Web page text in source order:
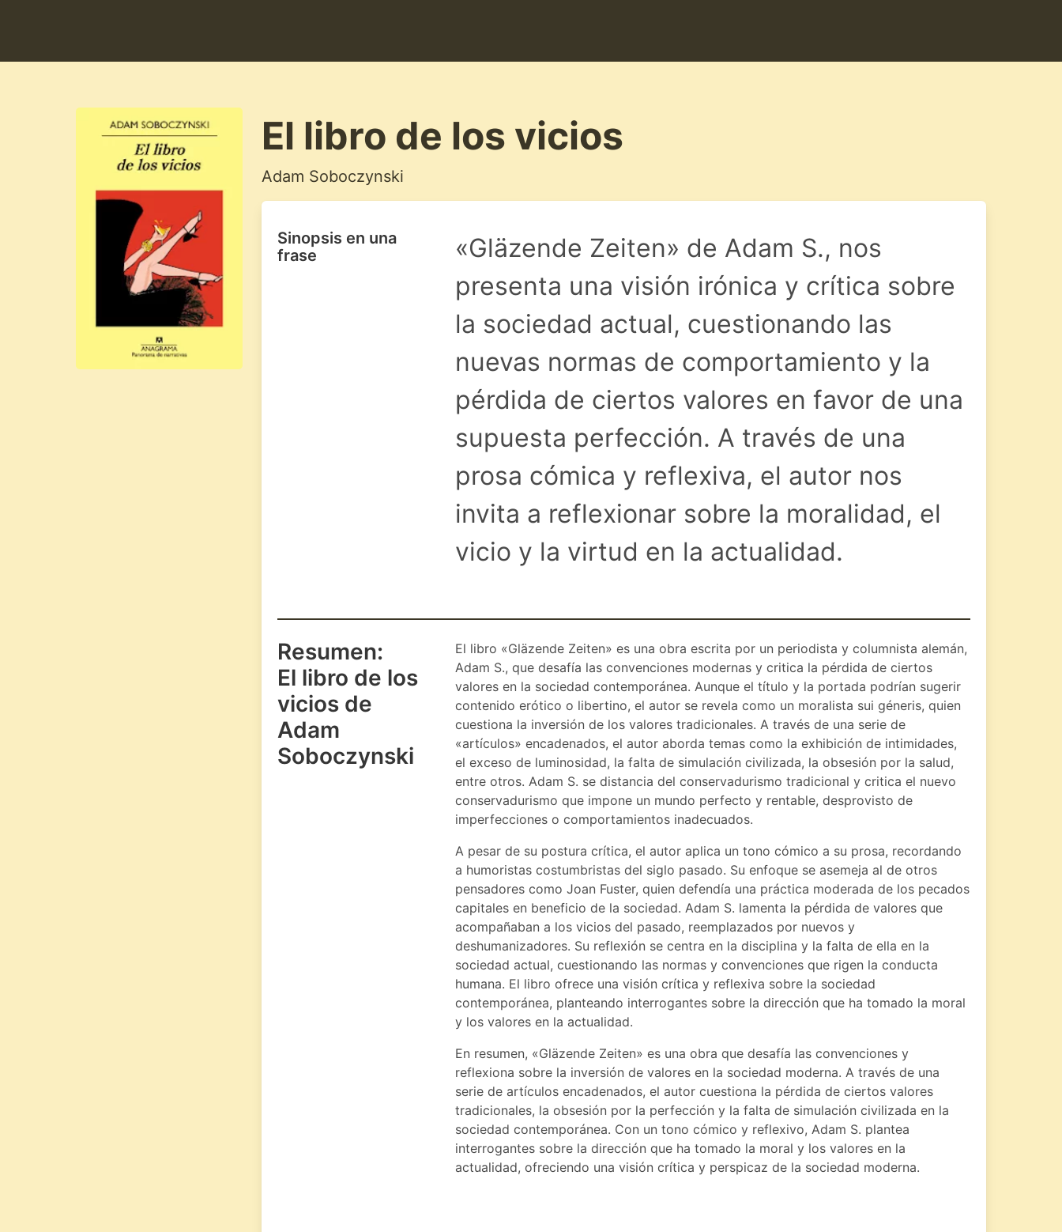
El libro de los vicios
Adam Soboczynski
Sinopsis en una
frase
«Gläzende Zeiten» de Adam S., nos
presenta una visión irónica y crítica sobre
la sociedad actual, cuestionando las
nuevas normas de comportamiento y la
pérdida de ciertos valores en favor de una
supuesta perfección. A través de una
prosa cómica y reflexiva, el autor nos
invita a reflexionar sobre la moralidad, el
vicio y la virtud en la actualidad.
Resumen:
El libro de los
vicios de
Adam
Soboczynski
El libro «Gläzende Zeiten» es una obra escrita por un periodista y columnista alemán,
Adam S., que desafía las convenciones modernas y critica la pérdida de ciertos
valores en la sociedad contemporánea. Aunque el título y la portada podrían sugerir
contenido erótico o libertino, el autor se revela como un moralista sui géneris, quien
cuestiona la inversión de los valores tradicionales. A través de una serie de
«artículos» encadenados, el autor aborda temas como la exhibición de intimidades,
el exceso de luminosidad, la falta de simulación civilizada, la obsesión por la salud,
entre otros. Adam S. se distancia del conservadurismo tradicional y critica el nuevo
conservadurismo que impone un mundo perfecto y rentable, desprovisto de
imperfecciones o comportamientos inadecuados.
A pesar de su postura crítica, el autor aplica un tono cómico a su prosa, recordando
a humoristas costumbristas del siglo pasado. Su enfoque se asemeja al de otros
pensadores como Joan Fuster, quien defendía una práctica moderada de los pecados
capitales en beneficio de la sociedad. Adam S. lamenta la pérdida de valores que
acompañaban a los vicios del pasado, reemplazados por nuevos y
deshumanizadores. Su reflexión se centra en la disciplina y la falta de ella en la
sociedad actual, cuestionando las normas y convenciones que rigen la conducta
humana. El libro ofrece una visión crítica y reflexiva sobre la sociedad
contemporánea, planteando interrogantes sobre la dirección que ha tomado la moral
y los valores en la actualidad.
En resumen, «Gläzende Zeiten» es una obra que desafía las convenciones y
reflexiona sobre la inversión de valores en la sociedad moderna. A través de una
serie de artículos encadenados, el autor cuestiona la pérdida de ciertos valores
tradicionales, la obsesión por la perfección y la falta de simulación civilizada en la
sociedad contemporánea. Con un tono cómico y reflexivo, Adam S. plantea
interrogantes sobre la dirección que ha tomado la moral y los valores en la
actualidad, ofreciendo una visión crítica y perspicaz de la sociedad moderna.